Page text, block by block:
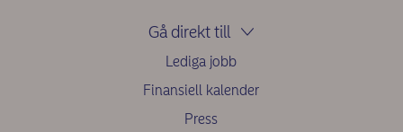
Gå direkt till
Lediga jobb
Finansiell kalender
Press